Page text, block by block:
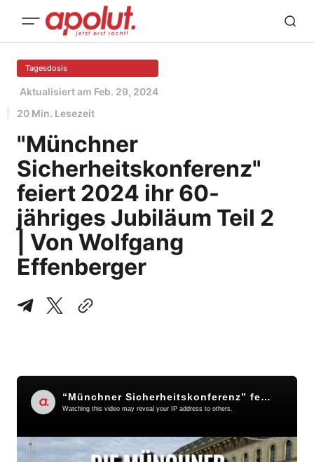
Tagesdosis
Aktualisiert am Feb. 29, 2024
20 Min. Lesezeit
"Münchner
Sicherheitskonferenz"
feiert 2024 ihr 60-
jähriges Jubiläum Teil 2
| Von Wolfgang
Effenberger